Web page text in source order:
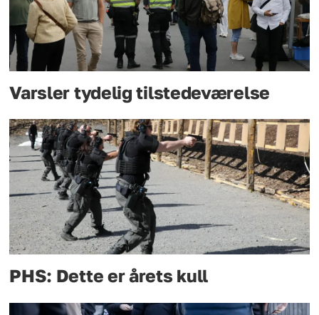
Varsler tydelig tilstedeværelse
PHS: Dette er årets kull